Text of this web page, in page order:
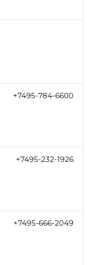
+7495-784-6600
+7495-232-1926
+7495-666-2049